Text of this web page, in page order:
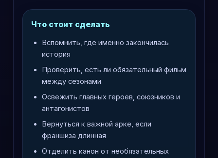
Что стоит сделать
Вспомнить, где именно закончилась
история
Проверить, есть ли обязательный фильм
между сезонами
Освежить главных героев, союзников и
антагонистов
Вернуться к важной арке, если
франшиза длинная
Отделить канон от необязательных